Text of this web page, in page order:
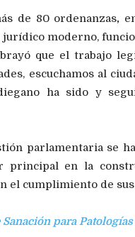
de 80 ordenanzas,
moderno,
que el trabajo
escuchamos al
ha sido y
parlamentaria se
principal en la
el cumplimiento de
para